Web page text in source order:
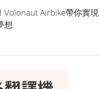
Volonaut Airbike帶你實現
想